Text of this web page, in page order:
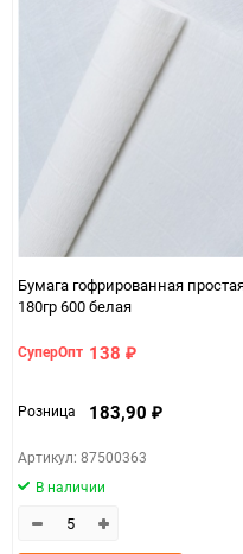
Минимальное количество
Количество в коробке
Единица измерения
ЦветНоменклатуры
Бумага гофрированная
180гр 600 белая
СуперОпт 138 ₽
Розница 183,90 ₽
Артикул: 87500363
В наличии